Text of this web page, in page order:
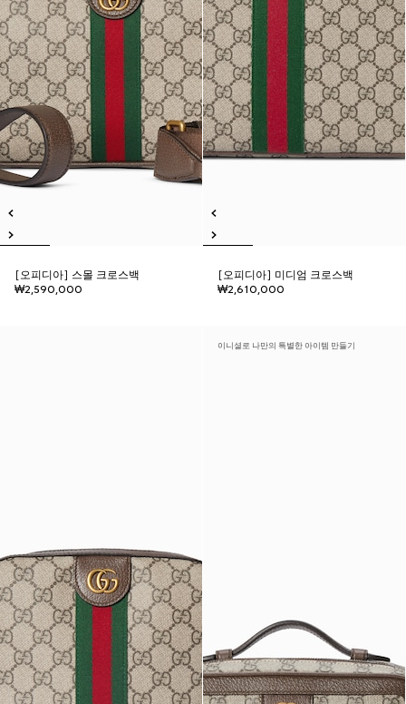
[오피디아] 스몰 크로스백
₩2,590,000
[오피디아] 미디엄 크로스백
₩2,610,000
이니셜로 나만의 특별한 아이템 만들기